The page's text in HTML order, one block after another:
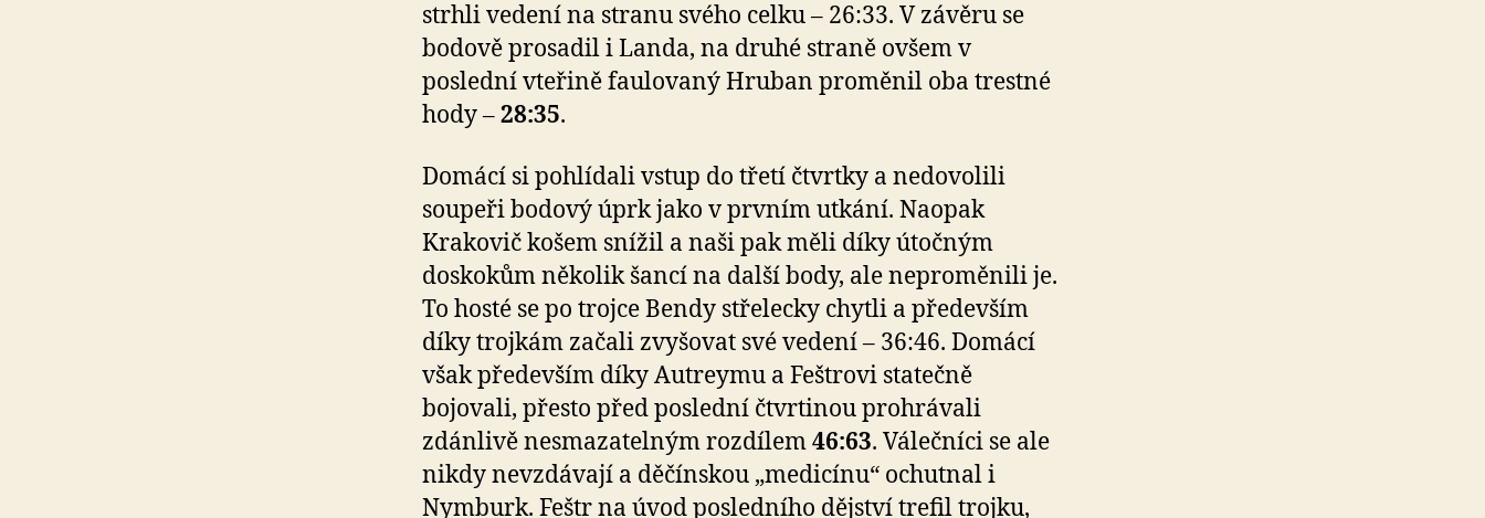
strhli vedení na stranu svého celku – 26:33. V závěru se
bodově prosadil i Landa, na druhé straně ovšem v
poslední vteřině faulovaný Hruban proměnil oba trestné
hody –28:35.
Domácí si pohlídali vstup do třetí čtvrtky a nedovolili
soupeři bodový úprk jako v prvním utkání. Naopak
Krakovič košem snížil a naši pak měli díky útočným
doskokům několik šancí na další body, ale neproměnili je.
To hosté se po trojce Bendy střelecky chytli a především
díky trojkám začali zvyšovat své vedení – 36:46. Domácí
však především díky Autreymu a Feštrovi statečně
bojovali, přesto před poslední čtvrtinou prohrávali
zdánlivě nesmazatelným rozdílem46:63. Válečníci se ale
nikdy nevzdávají a děčínskou „medicínu“ ochutnal i
Nymburk. Feštr na úvod posledního dějství trefil trojku,